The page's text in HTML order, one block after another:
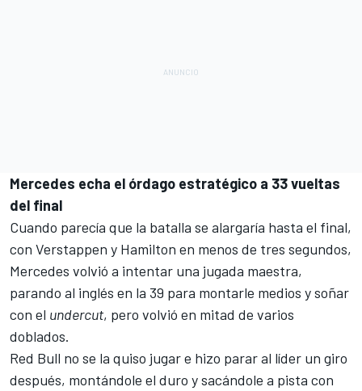
Mercedes echa el órdago estratégico a 33 vueltas
del final
Cuando parecía que la batalla se alargaría hasta el final,
con Verstappen y Hamilton en menos de tres segundos,
Mercedes volvió a intentar una jugada maestra,
parando al inglés en la 39 para montarle medios y soñar
con el undercut, pero volvió en mitad de varios
doblados.
Red Bull no se la quiso jugar e hizo parar al líder un giro
después, montándole el duro y sacándole a pista con